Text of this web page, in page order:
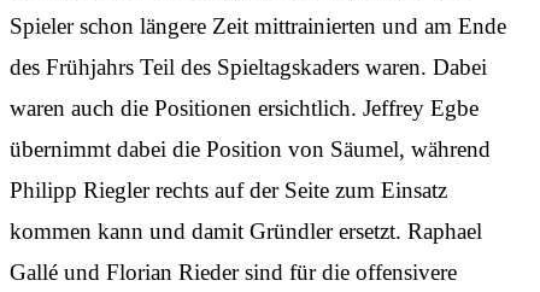
Spieler schon längere Zeit mittrainierten und am Ende
des Frühjahrs Teil des Spieltagskaders waren. Dabei
waren auch die Positionen ersichtlich. Jeffrey Egbe
übernimmt dabei die Position von Säumel, während
Philipp Riegler rechts auf der Seite zum Einsatz
kommen kann und damit Gründler ersetzt. Raphael
Gallé und Florian Rieder sind für die offensivere